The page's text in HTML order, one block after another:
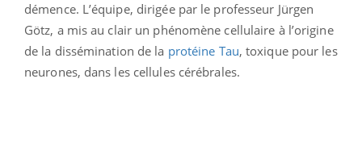
démence. L’équipe, dirigée par le professeur Jürgen
Götz, a mis au clair un phénomène cellulaire à l’origine
de la dissémination de la protéine Tau, toxique pour les
neurones, dans les cellules cérébrales.